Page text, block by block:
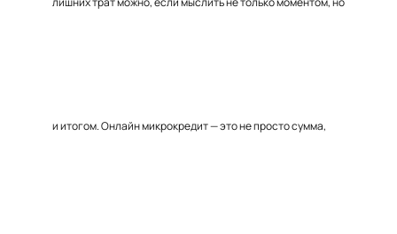
и итогом. Онлайн микрокредит — это не просто сумма,